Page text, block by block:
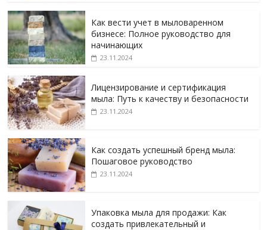
Как вести учет в мыловаренном
бизнесе: Полное руководство для
начинающих
23.11.2024
Лицензирование и сертификация
мыла: Путь к качеству и безопасности
23.11.2024
Как создать успешный бренд мыла:
Пошаговое руководство
23.11.2024
Упаковка мыла для продажи: Как
создать привлекательный и